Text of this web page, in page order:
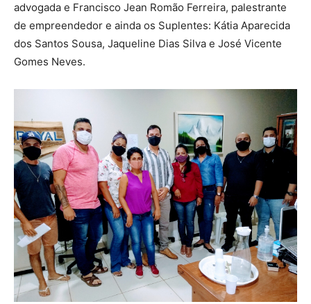
advogada e Francisco Jean Romão Ferreira, palestrante
de empreendedor e ainda os Suplentes: Kátia Aparecida
dos Santos Sousa, Jaqueline Dias Silva e José Vicente
Gomes Neves.